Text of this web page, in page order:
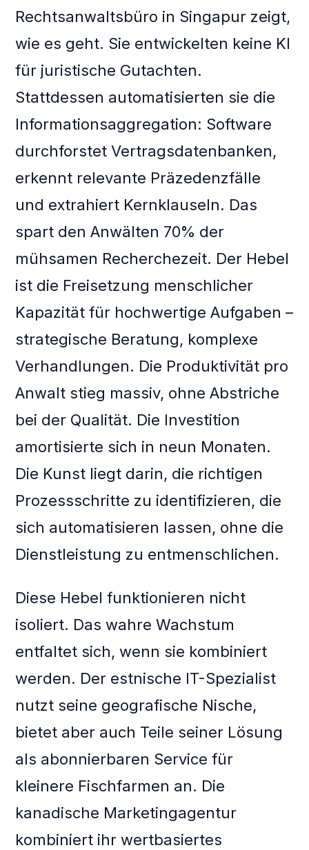
Rechtsanwaltsbüro in Singapur zeigt,
wie es geht. Sie entwickelten keine KI
für juristische Gutachten.
Stattdessen automatisierten sie die
Informationsaggregation: Software
durchforstet Vertragsdatenbanken,
erkennt relevante Präzedenzfälle
und extrahiert Kernklauseln. Das
spart den Anwälten 70% der
mühsamen Recherchezeit. Der Hebel
ist die Freisetzung menschlicher
Kapazität für hochwertige Aufgaben –
strategische Beratung, komplexe
Verhandlungen. Die Produktivität pro
Anwalt stieg massiv, ohne Abstriche
bei der Qualität. Die Investition
amortisierte sich in neun Monaten.
Die Kunst liegt darin, die richtigen
Prozessschritte zu identifizieren, die
sich automatisieren lassen, ohne die
Dienstleistung zu entmenschlichen.
Diese Hebel funktionieren nicht
isoliert. Das wahre Wachstum
entfaltet sich, wenn sie kombiniert
werden. Der estnische IT-Spezialist
nutzt seine geografische Nische,
bietet aber auch Teile seiner Lösung
als abonnierbaren Service für
kleinere Fischfarmen an. Die
kanadische Marketingagentur
kombiniert ihr wertbasiertes